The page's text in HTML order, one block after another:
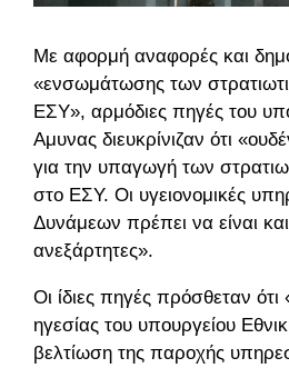
Με αφορμή αναφορές και
«ενσωμάτωσης των
ΕΣΥ», αρμόδιες πηγές του
Αμυνας διευκρίνιζαν ότι
για την υπαγωγή των
στο ΕΣΥ. Οι υγειονομικές
Δυνάμεων πρέπει να είναι
ανεξάρτητες».
Οι ίδιες πηγές πρόσθεταν ότι
ηγεσίας του υπουργείου
βελτίωση της παροχής